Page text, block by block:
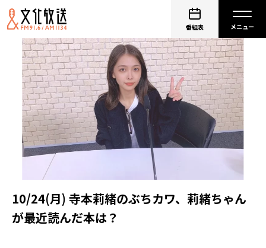
番組表
10/24(月) 寺本莉緒のぶちカワ、莉緒ちゃん
が最近読んだ本は？